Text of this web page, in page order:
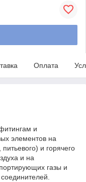
Оплата
и
элементов на
и горячего
и на
газы и